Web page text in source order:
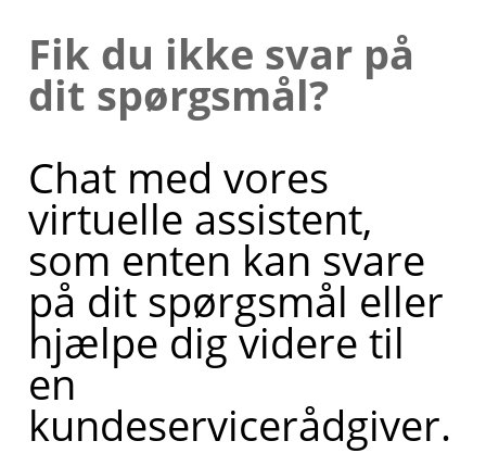
Fik du ikke svar på
dit spørgsmål?
Chat med vores
virtuelle assistent,
som enten kan svare
på dit spørgsmål eller
hjælpe dig videre til
en
kundeservicerådgiver.